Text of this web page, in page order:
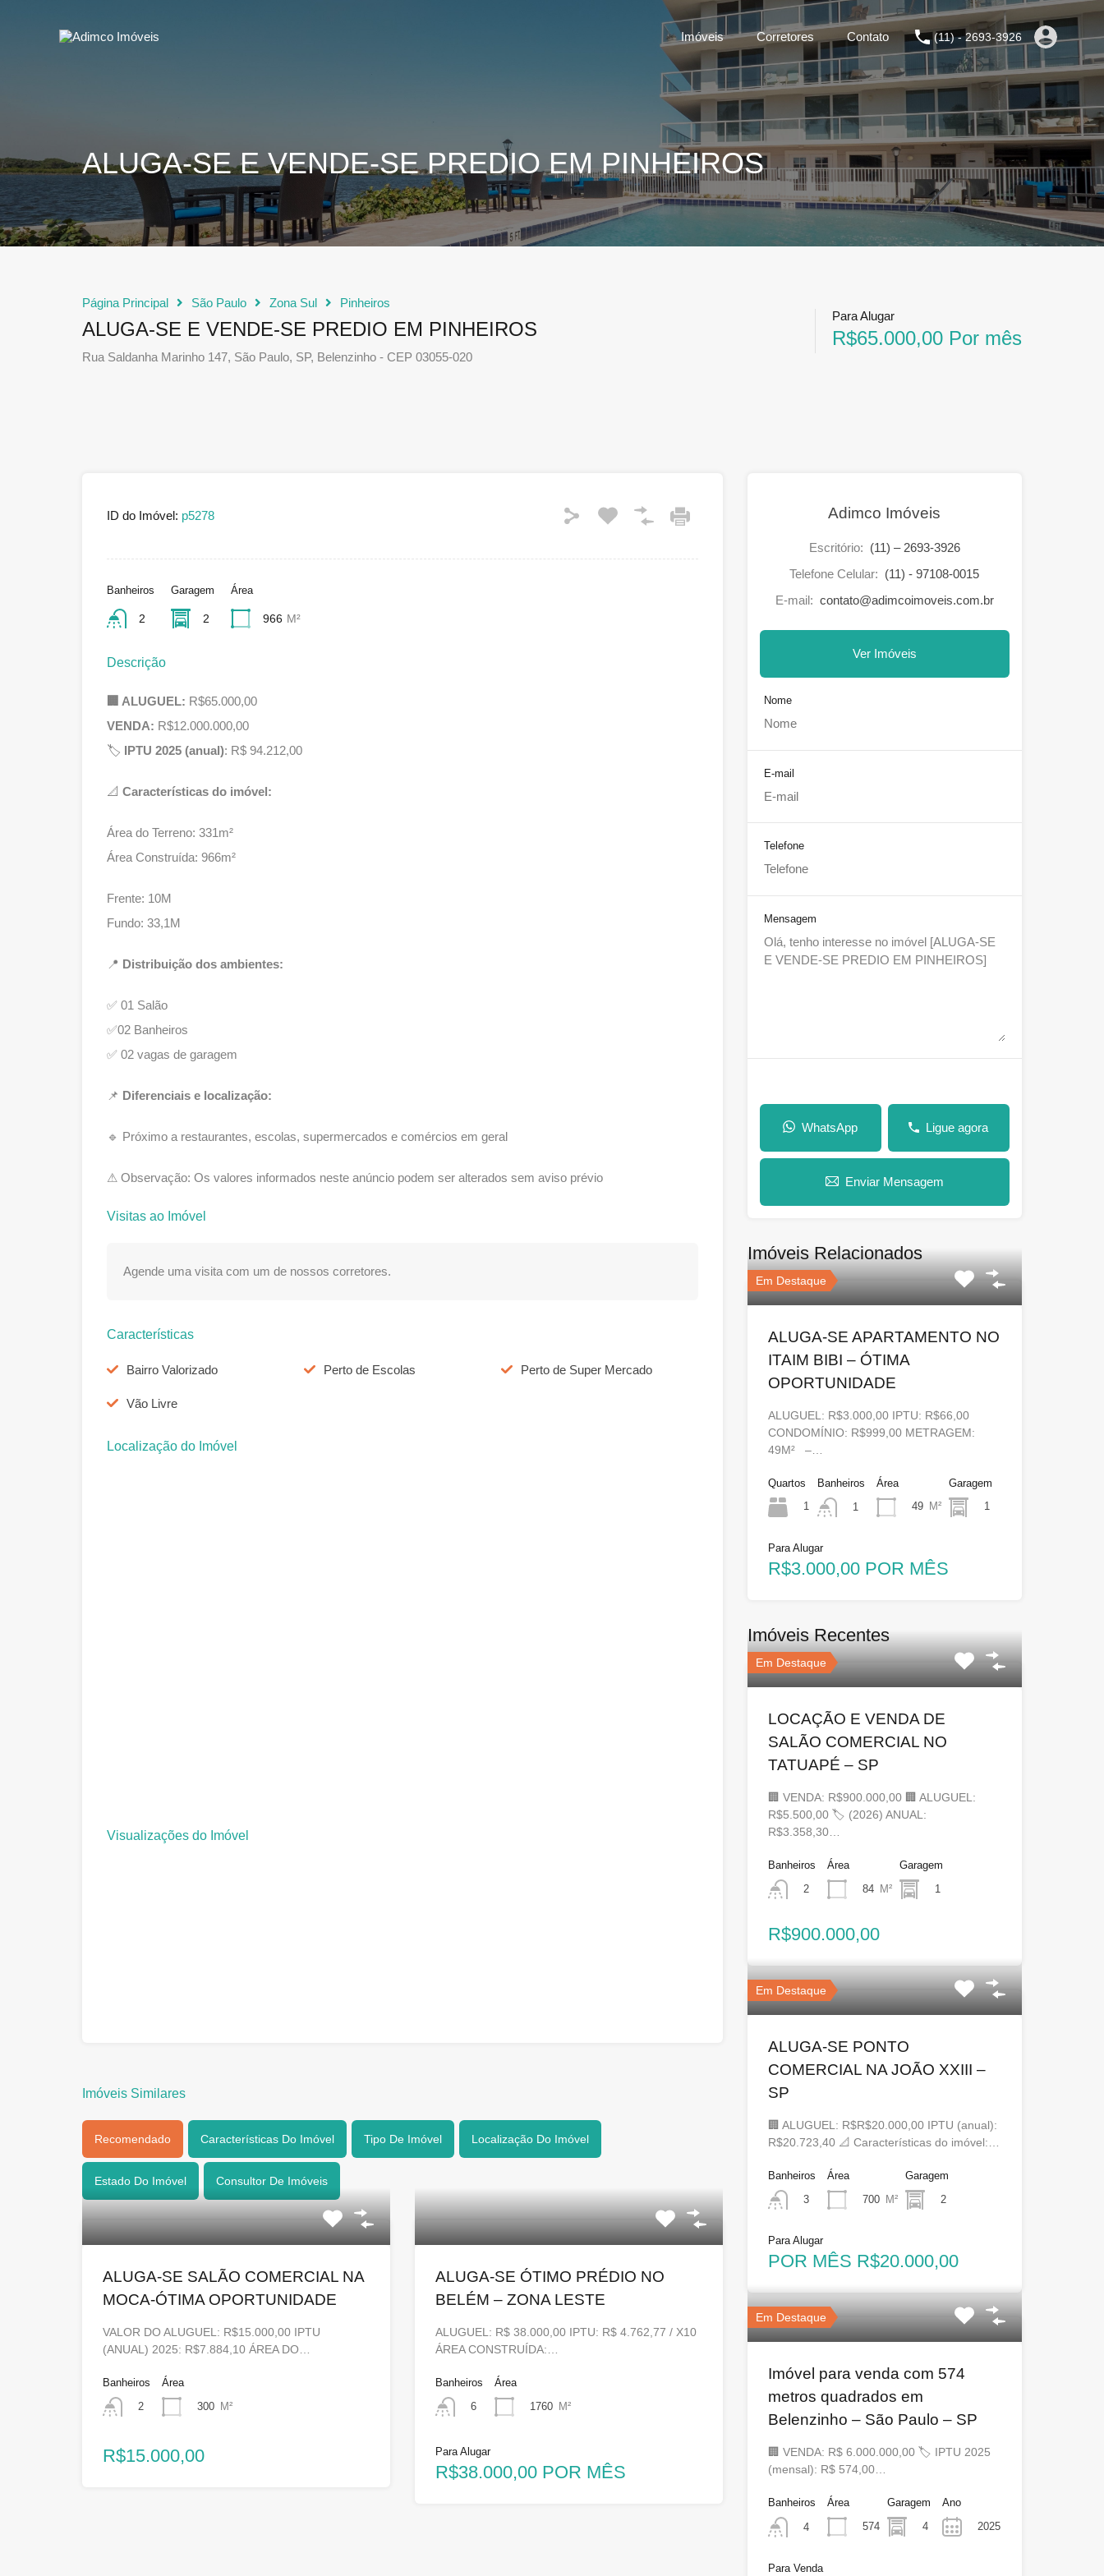
Imóveis Corretores Contato (11) - 2693-3926
ALUGA-SE E VENDE-SE PREDIO EM PINHEIROS
Página Principal São Paulo Zona Sul Pinheiros
ALUGA-SE E VENDE-SE PREDIO EM PINHEIROS
Rua Saldanha Marinho 147, São Paulo, SP, Belenzinho - CEP 03055-020
Para Alugar
R$65.000,00 Por mês
ID do Imóvel: p5278
Banheiros
2
Garagem
2
Área
966 M²
Descrição
🏢 ALUGUEL: R$65.000,00
VENDA: R$12.000.000,00
🏷 IPTU 2025 (anual): R$ 94.212,00
📐 Características do imóvel:
Área do Terreno: 331m²
Área Construída: 966m²
Frente: 10M
Fundo: 33,1M
📍 Distribuição dos ambientes:
✅ 01 Salão
✅02 Banheiros
✅ 02 vagas de garagem
📌 Diferenciais e localização:
🔹 Próximo a restaurantes, escolas, supermercados e comércios em geral
⚠ Observação: Os valores informados neste anúncio podem ser alterados sem aviso prévio
Visitas ao Imóvel
Agende uma visita com um de nossos corretores.
Características
Bairro Valorizado Perto de Escolas Perto de Super Mercado
Vão Livre
Localização do Imóvel
Visualizações do Imóvel
Imóveis Similares
Recomendado Características Do Imóvel Tipo De Imóvel Localização Do Imóvel
Estado Do Imóvel Consultor De Imóveis
ALUGA-SE SALÃO COMERCIAL NA
MOCA-ÓTIMA OPORTUNIDADE
VALOR DO ALUGUEL: R$15.000,00 IPTU
(ANUAL) 2025: R$7.884,10 ÁREA DO…
Banheiros
2
Área
300 M²
R$15.000,00
ALUGA-SE ÓTIMO PRÉDIO NO
BELÉM – ZONA LESTE
ALUGUEL: R$ 38.000,00 IPTU: R$ 4.762,77 / X10
ÁREA CONSTRUÍDA:…
Banheiros
6
Área
1760
M²
Para Alugar
R$38.000,00 POR MÊS
Adimco Imóveis
Escritório: (11) – 2693-3926
Telefone Celular: (11) - 97108-0015
E-mail: contato@adimcoimoveis.com.br
Ver Imóveis
Nome
E-mail
Telefone
Mensagem
WhatsApp Ligue agora
Enviar Mensagem
Imóveis Relacionados
Em Destaque
ALUGA-SE APARTAMENTO NO
ITAIM BIBI – ÓTIMA
OPORTUNIDADE
ALUGUEL: R$3.000,00 IPTU: R$66,00
CONDOMÍNIO: R$999,00 METRAGEM:
49M² –…
Quartos
1
Banheiros
1
Área
49
M²
Garagem
1
Para Alugar
R$3.000,00 POR MÊS
Imóveis Recentes
Em Destaque
LOCAÇÃO E VENDA DE
SALÃO COMERCIAL NO
TATUAPÉ – SP
🏢 VENDA: R$900.000,00 🏢 ALUGUEL:
R$5.500,00 🏷 (2026) ANUAL:
R$3.358,30…
Banheiros
2
Área
84
M²
Garagem
1
R$900.000,00
Em Destaque
ALUGA-SE PONTO
COMERCIAL NA JOÃO XXIII –
SP
🏢 ALUGUEL: R$R$20.000,00 IPTU (anual):
R$20.723,40 📐 Características do imóvel:…
Banheiros
3
Área
700
M²
Garagem
2
Para Alugar
POR MÊS R$20.000,00
Em Destaque
Imóvel para venda com 574
metros quadrados em
Belenzinho – São Paulo – SP
🏢 VENDA: R$ 6.000.000,00 🏷 IPTU 2025
(mensal): R$ 574,00…
Banheiros
4
Área
574
Garagem
4
Ano
2025
Para Venda